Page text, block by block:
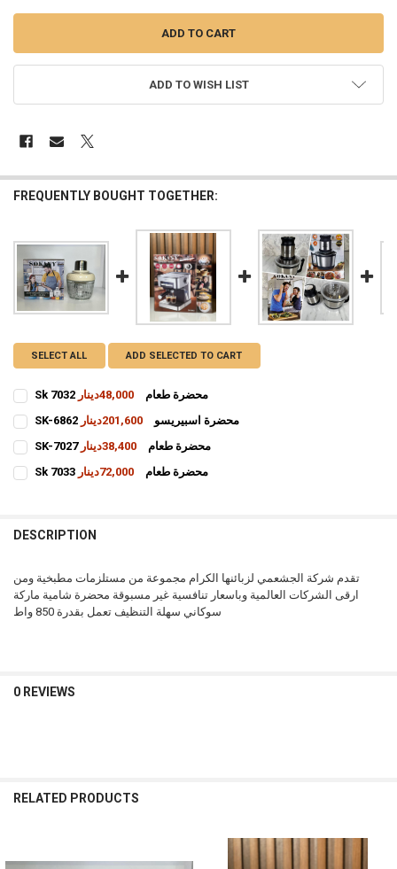
ADD TO WISH LIST
FREQUENTLY BOUGHT TOGETHER:
SELECT ALL ADD SELECTED TO CART
Sk 7032 محضرة طعام
48,000دينار
CURRENT
STOCK:
QUANTITY:
SK-6862 محضرة اسبيريسو
201,600دينار
CURRENT
STOCK:
QUANTITY:
SK-7027 محضرة طعام
38,400دينار
CURRENT
STOCK:
QUANTITY:
Sk 7033 محضرة طعام
72,000دينار
DESCRIPTION
تقدم شركة الجشعمي لزبائنها الكرام مجموعة من مستلزمات مطبخية ومن
ارقى الشركات العالمية وباسعار تنافسية غير مسبوقة محضرة شامية ماركة
سوكاني سهلة التنظيف تعمل بقدرة 850 واط
0 REVIEWS
RELATED PRODUCTS